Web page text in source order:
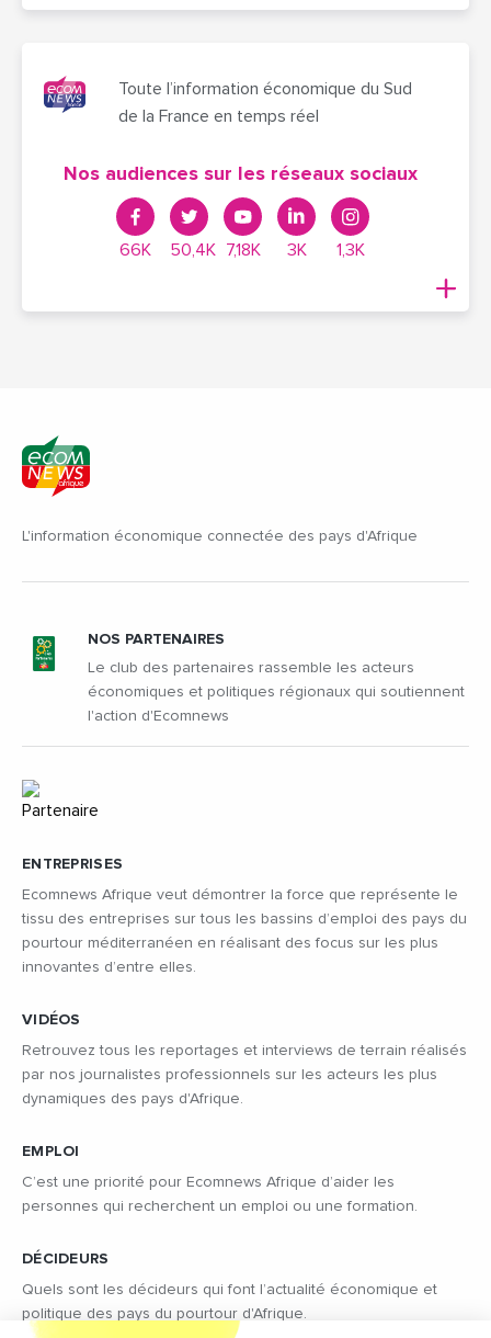
Toute l’information économique du Sud
de la France en temps réel
Nos audiences sur les réseaux sociaux
66K 50,4K 7,18K 3K 1,3K
L'information économique connectée des pays d'Afrique
ENTREPRISES
Ecomnews Afrique veut démontrer la force que représente le
tissu des entreprises sur tous les bassins d’emploi des pays du
pourtour méditerranéen en réalisant des focus sur les plus
innovantes d’entre elles.
VIDÉOS
Retrouvez tous les reportages et interviews de terrain réalisés
par nos journalistes professionnels sur les acteurs les plus
dynamiques des pays d'Afrique.
EMPLOI
C’est une priorité pour Ecomnews Afrique d’aider les
personnes qui recherchent un emploi ou une formation.
DÉCIDEURS
Quels sont les décideurs qui font l’actualité économique et
politique des pays du pourtour d'Afrique.
NOS PARTENAIRES
Le club des partenaires rassemble les acteurs
économiques et politiques régionaux qui soutiennent
l'action d'Ecomnews